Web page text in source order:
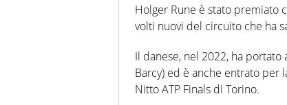
Holger Rune è stato premiato
volti nuovi del circuito che ha
Il danese, nel 2022, ha portato
Barcy) ed è anche entrato per
Nitto ATP Finals di Torino.